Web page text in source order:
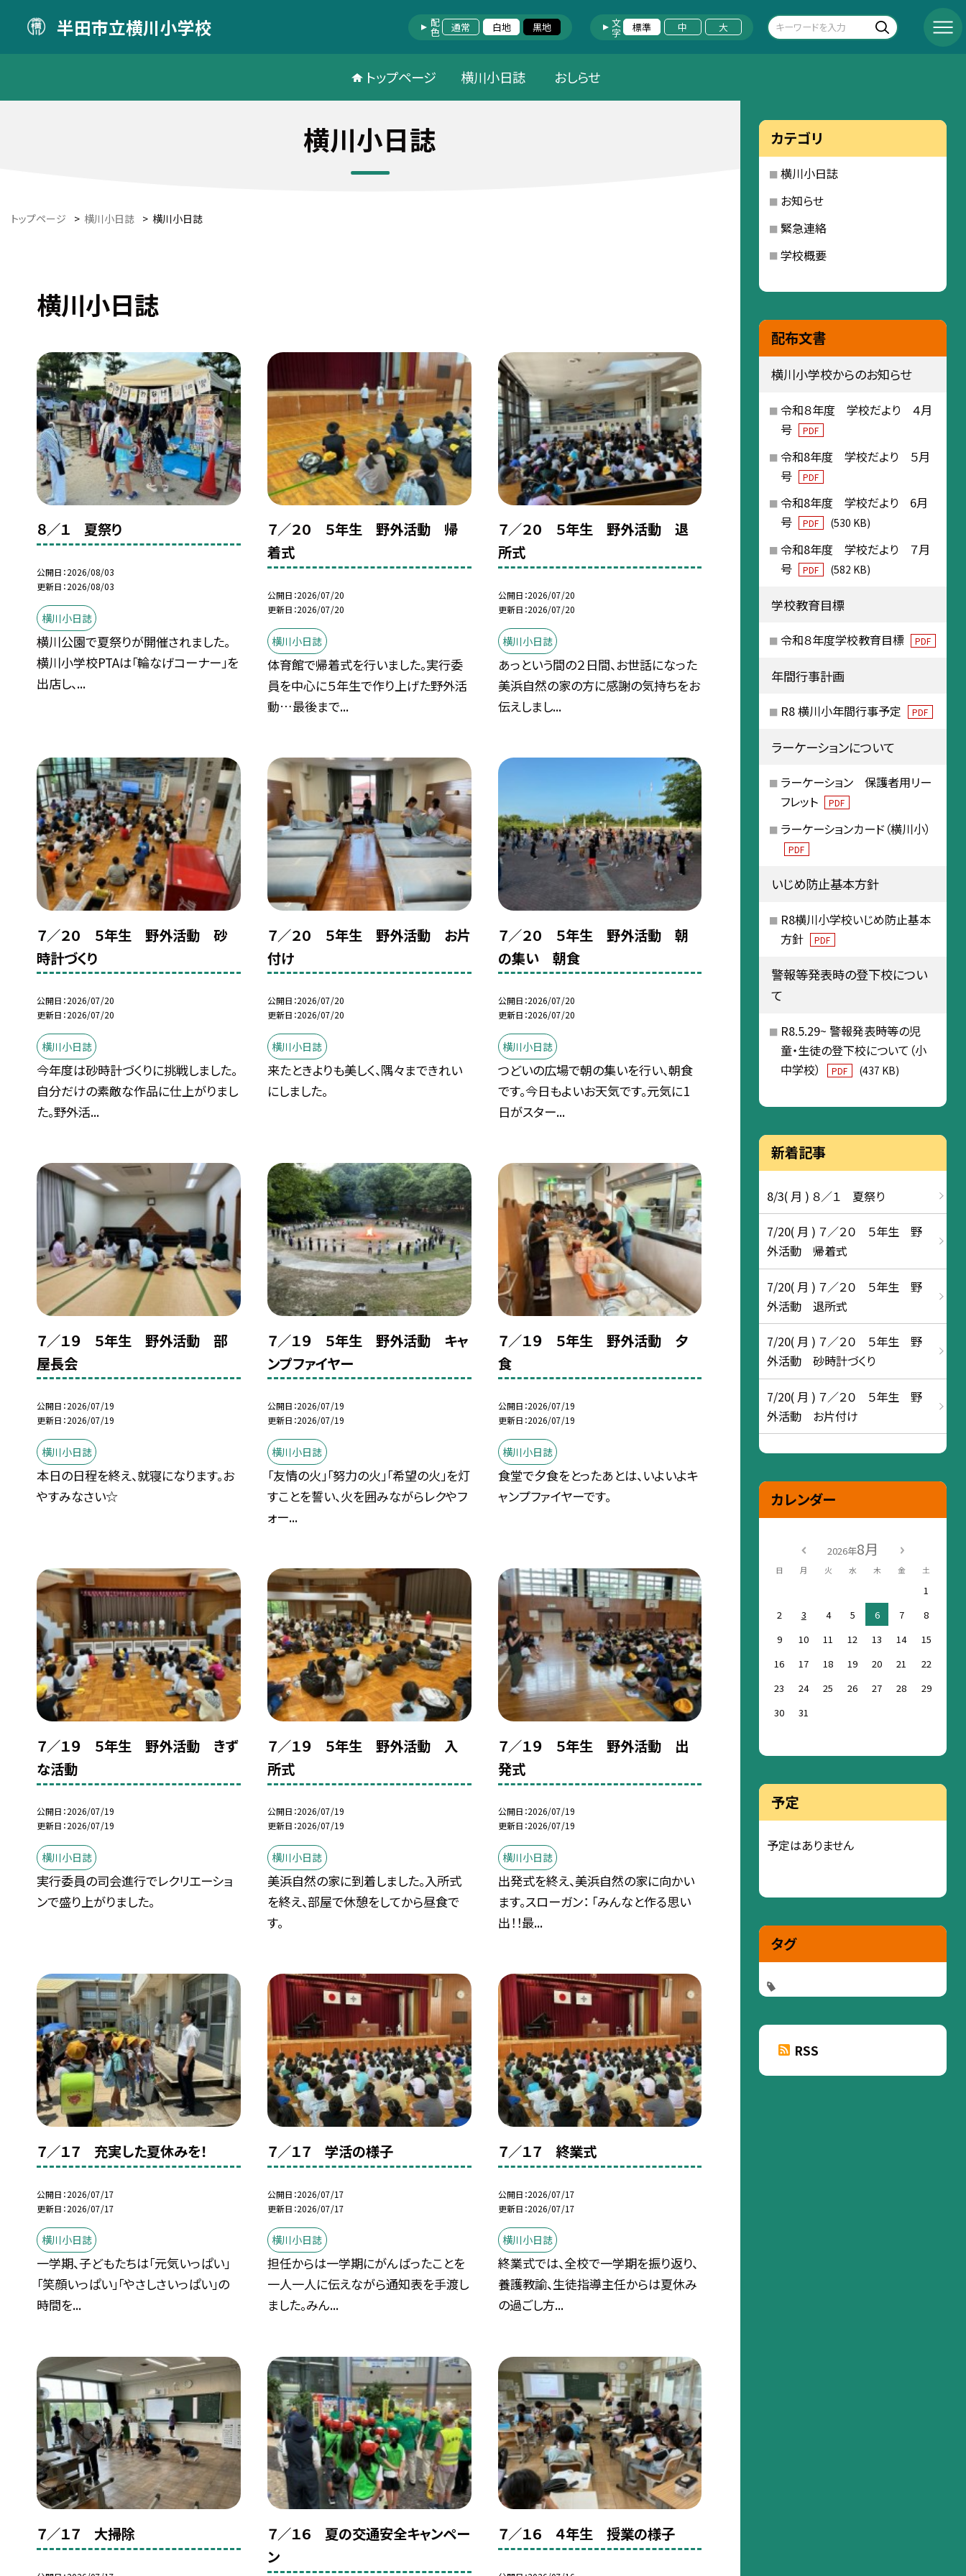
半田市立横川小学校 配色 通常 白地 黒地 文字 標準 中 大
トップページ 横川小日誌 おしらせ
横川小日誌
トップページ > 横川小日誌 > 横川小日誌
横川小日誌
８／１ 夏祭り
公開日 2026/08/03
更新日 2026/08/03
横川小日誌
横川公園で夏祭りが開催されました。
横川小学校PTAは「輪なげコーナー」を
出店し、...
７／２０ ５年生 野外活動 帰
着式
公開日 2026/07/20
更新日 2026/07/20
横川小日誌
体育館で帰着式を行いました。実行委
員を中心に５年生で作り上げた野外活
動…最後まで...
７／２０ ５年生 野外活動 退
所式
公開日 2026/07/20
更新日 2026/07/20
横川小日誌
あっという間の２日間、お世話になった
美浜自然の家の方に感謝の気持ちをお
伝えしまし...
７／２０ ５年生 野外活動 砂
時計づくり
公開日 2026/07/20
更新日 2026/07/20
横川小日誌
今年度は砂時計づくりに挑戦しました。
自分だけの素敵な作品に仕上がりまし
た。野外活...
７／２０ ５年生 野外活動 お片
付け
公開日 2026/07/20
更新日 2026/07/20
横川小日誌
来たときよりも美しく、隅々まできれい
にしました。
７／２０ ５年生 野外活動 朝
の集い 朝食
公開日 2026/07/20
更新日 2026/07/20
横川小日誌
つどいの広場で朝の集いを行い、朝食
です。今日もよいお天気です。元気に1
日がスター...
７／１９ ５年生 野外活動 部
屋長会
公開日 2026/07/19
更新日 2026/07/19
横川小日誌
本日の日程を終え、就寝になります。お
やすみなさい☆
７／１９ ５年生 野外活動 キャ
ンプファイヤー
公開日 2026/07/19
更新日 2026/07/19
横川小日誌
「友情の火」「努力の火」「希望の火」を灯
すことを誓い、火を囲みながらレクやフ
ォー...
７／１９ ５年生 野外活動 夕
食
公開日 2026/07/19
更新日 2026/07/19
横川小日誌
食堂で夕食をとったあとは、いよいよキ
ャンプファイヤーです。
７／１９ ５年生 野外活動 きず
な活動
公開日 2026/07/19
更新日 2026/07/19
横川小日誌
実行委員の司会進行でレクリエーショ
ンで盛り上がりました。
７／１９ ５年生 野外活動 入
所式
公開日 2026/07/19
更新日 2026/07/19
横川小日誌
美浜自然の家に到着しました。入所式
を終え、部屋で休憩をしてから昼食で
す。
７／１９ ５年生 野外活動 出
発式
公開日 2026/07/19
更新日 2026/07/19
横川小日誌
出発式を終え、美浜自然の家に向かい
ます。スローガン： 「みんなと作る思い
出！！最...
７／１７ 充実した夏休みを！
公開日 2026/07/17
更新日 2026/07/17
横川小日誌
一学期、子どもたちは「元気いっぱい」
「笑顔いっぱい」「やさしさいっぱい」の
時間を...
７／１７ 学活の様子
公開日 2026/07/17
更新日 2026/07/17
横川小日誌
担任からは一学期にがんばったことを
一人一人に伝えながら通知表を手渡し
ました。みん...
７／１７ 終業式
公開日 2026/07/17
更新日 2026/07/17
横川小日誌
終業式では、全校で一学期を振り返り、
養護教諭、生徒指導主任からは夏休み
の過ごし方...
７／１７ 大掃除
７／１６ 夏の交通安全キャンペー
ン
７／１６ ４年生 授業の様子
カテゴリ
横川小日誌
お知らせ
緊急連絡
学校概要
配布文書
横川小学校からのお知らせ
令和８年度 学校だより ４月
号
PDF
令和8年度 学校だより ５月
号
PDF
令和8年度 学校だより 6月
号
PDF (530 KB)
令和8年度 学校だより ７月
号
PDF (582 KB)
学校教育目標
令和８年度学校教育目標 PDF
年間行事計画
R8 横川小年間行事予定 PDF
ラーケーションについて
ラーケーション 保護者用リー
フレット
PDF
ラーケーションカード（横川小）
PDF
いじめ防止基本方針
R8横川小学校いじめ防止基本
方針
PDF
警報等発表時の登下校につい
て
R8.5.29~ 警報発表時等の児
童・生徒の登下校について（小
中学校）
PDF (437 KB)
新着記事
8/3( 月 ) ８／１ 夏祭り
7/20( 月 ) ７／２０ ５年生 野
外活動 帰着式
7/20( 月 ) ７／２０ ５年生 野
外活動 退所式
7/20( 月 ) ７／２０ ５年生 野
外活動 砂時計づくり
7/20( 月 ) ７／２０ ５年生 野
外活動 お片付け
カレンダー
2026年8月
日 月 火 水 木 金 土
1
2
3 4 5 6 7
8
9
10 11 12 13 14
15
16
17 18 19 20 21
22
23
24 25 26 27 28
29
30
31
予定
予定はありません
タグ
RSS